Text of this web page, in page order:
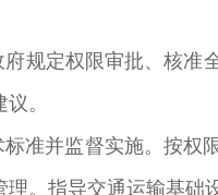
定权限审批、核准
。
并监督实施。按权
。指导交通运输基础